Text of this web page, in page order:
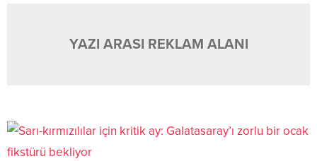
YAZI ARASI REKLAM ALANI